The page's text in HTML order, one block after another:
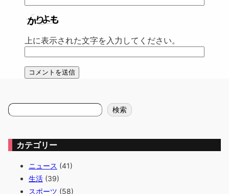
上に表示された文字を入力してください。
検
索
検索
カテゴリー
ニュース (41)
生活 (39)
スポーツ (58)